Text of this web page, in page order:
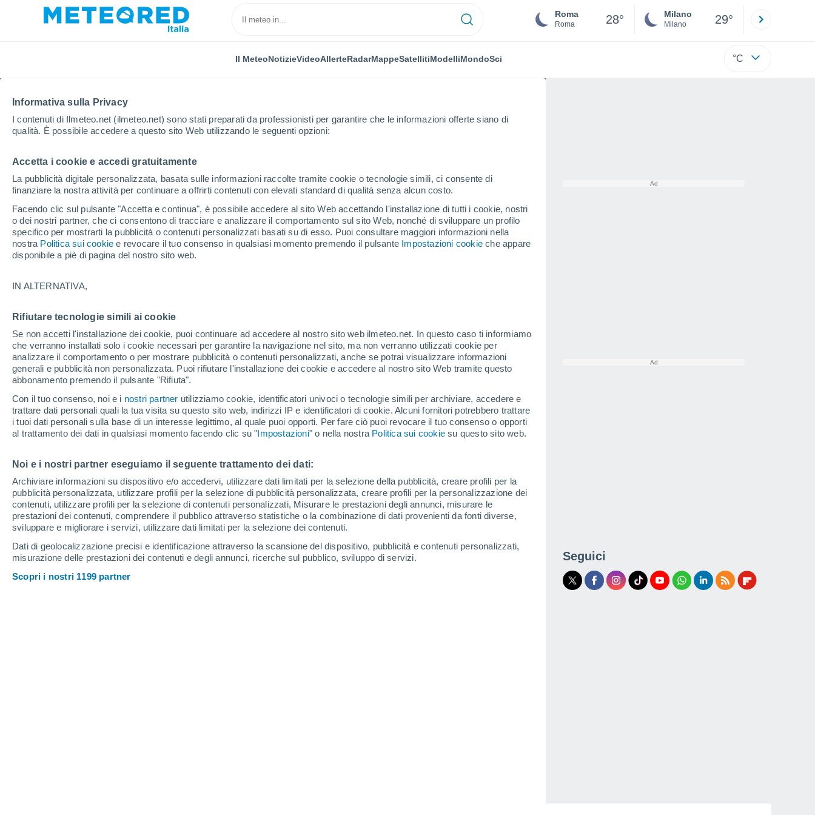
Informativa sulla Privacy
I contenuti di Ilmeteo.net (ilmeteo.net) sono stati preparati da professionisti per garantire che le informazioni offerte siano di
qualità. È possibile accedere a questo sito Web utilizzando le seguenti opzioni:
Accetta i cookie e accedi gratuitamente
La pubblicità digitale personalizzata, basata sulle informazioni raccolte tramite cookie o tecnologie simili, ci consente di
finanziare la nostra attività per continuare a offrirti contenuti con elevati standard di qualità senza alcun costo.
Facendo clic sul pulsante "Accetta e continua", è possibile accedere al sito Web accettando l'installazione di tutti i cookie, nostri
o dei nostri partner, che ci consentono di tracciare e analizzare il comportamento sul sito Web, nonché di sviluppare un profilo
specifico per mostrarti la pubblicità o contenuti personalizzati basati su di esso. Puoi consultare maggiori informazioni nella
nostra Politica sui cookie e revocare il tuo consenso in qualsiasi momento premendo il pulsante Impostazioni cookie che appare
disponibile a piè di pagina del nostro sito web.
IN ALTERNATIVA,
Rifiutare tecnologie simili ai cookie
Se non accetti l'installazione dei cookie, puoi continuare ad accedere al nostro sito web ilmeteo.net. In questo caso ti informiamo
che verranno installati solo i cookie necessari per garantire la navigazione nel sito, ma non verranno utilizzati cookie per
analizzare il comportamento o per mostrare pubblicità o contenuti personalizzati, anche se potrai visualizzare informazioni
generali e pubblicità non personalizzata. Puoi rifiutare l'installazione dei cookie e accedere al nostro sito Web tramite questo
abbonamento premendo il pulsante "Rifiuta".
Con il tuo consenso, noi e i nostri partner utilizziamo cookie, identificatori univoci o tecnologie simili per archiviare, accedere e
trattare dati personali quali la tua visita su questo sito web, indirizzi IP e identificatori di cookie. Alcuni fornitori potrebbero trattare
i tuoi dati personali sulla base di un interesse legittimo, al quale puoi opporti. Per fare ciò puoi revocare il tuo consenso o opporti
al trattamento dei dati in qualsiasi momento facendo clic su "Impostazioni" o nella nostra Politica sui cookie su questo sito web.
Noi e i nostri partner eseguiamo il seguente trattamento dei dati:
Archiviare informazioni su dispositivo e/o accedervi, utilizzare dati limitati per la selezione della pubblicità, creare profili per la
pubblicità personalizzata, utilizzare profili per la selezione di pubblicità personalizzata, creare profili per la personalizzazione dei
contenuti, utilizzare profili per la selezione di contenuti personalizzati, Misurare le prestazioni degli annunci, misurare le
prestazioni dei contenuti, comprendere il pubblico attraverso statistiche o la combinazione di dati provenienti da fonti diverse,
sviluppare e migliorare i servizi, utilizzare dati limitati per la selezione dei contenuti.
Dati di geolocalizzazione precisi e identificazione attraverso la scansione del dispositivo, pubblicità e contenuti personalizzati,
misurazione delle prestazioni dei contenuti e degli annunci, ricerche sul pubblico, sviluppo di servizi.
Scopri i nostri 1199 partner
Roma
Roma 28° Milano
Milano 29°
Il MeteoNotizieVideoAllerteRadarMappeSatellitiModelliMondoSci °C
Home Svizzera
Il Meteo in Svizzera
Oggi, 8 agosto Tutto il giorno Simbolo
18°
Ginevra
Neuchâtel
33°
Sion
32°
22°
Lugano
16°
Berna
32°
17°
Zurigo
9°
Basel
25°
13°
31°
15°
Porrentruy
19°
9°
Saas-Fee
8°
Samnaun
27°
Sankt Gallen
26°
Cantoni Svizzera
Seguici